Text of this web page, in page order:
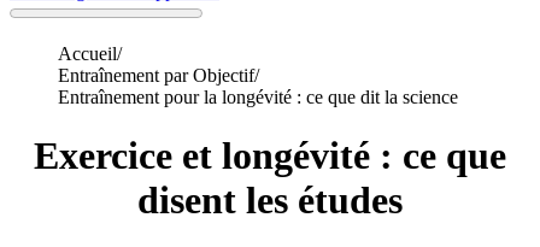
Accueil/
Entraînement par Objectif/
Entraînement pour la longévité : ce que dit la science
Exercice et longévité : ce que
disent les études